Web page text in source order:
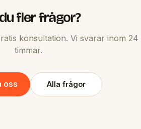
fler frågor?
konsultation. Vi svarar inom 24
timmar.
oss Alla frågor